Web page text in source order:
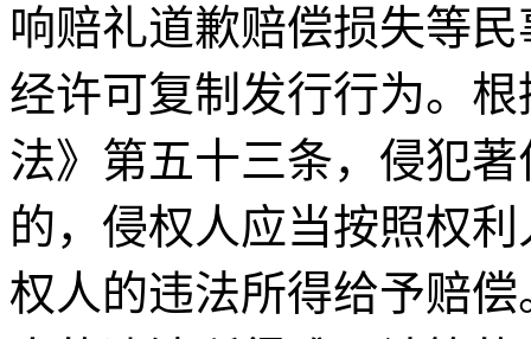
响赔礼道歉赔偿损失等
经许可复制发行行为。
法》第五十三条，侵犯
的，侵权人应当按照权
权人的违法所得给予赔